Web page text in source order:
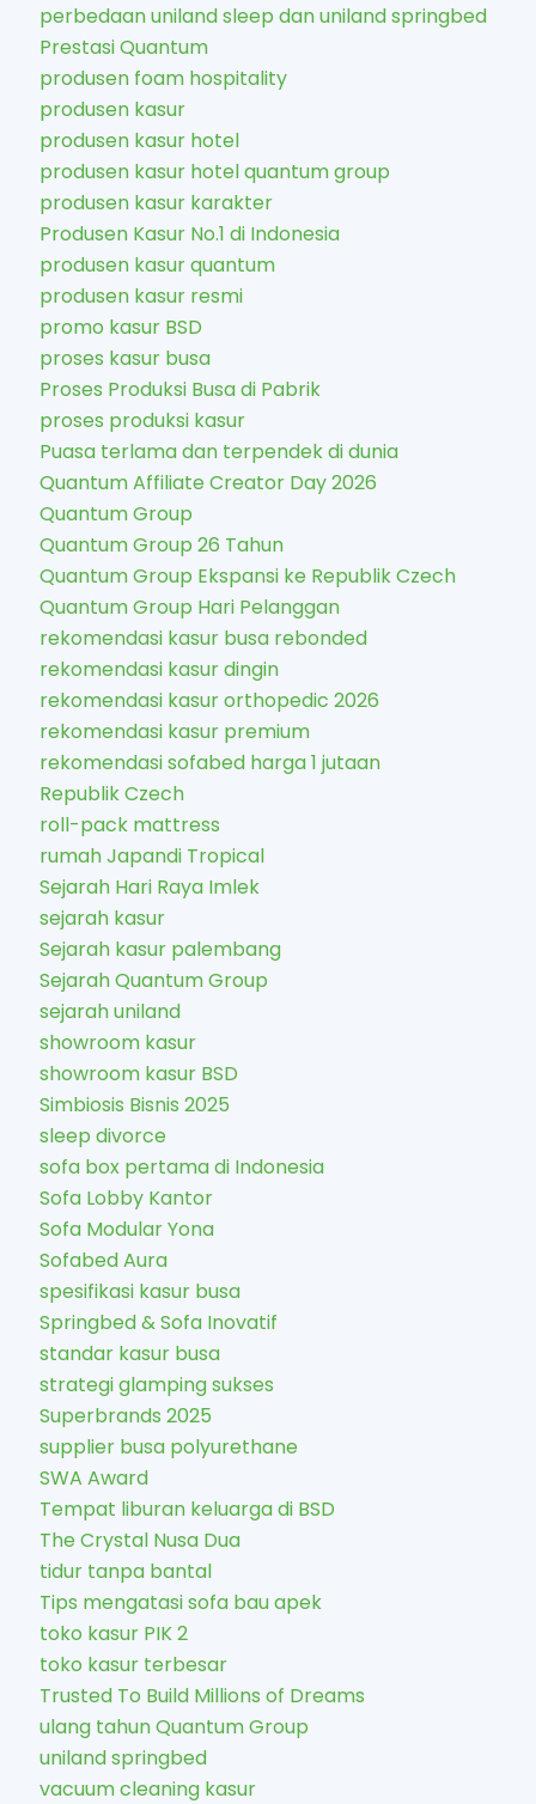
perbedaan uniland sleep dan uniland springbed
Prestasi Quantum
produsen foam hospitality
produsen kasur
produsen kasur hotel
produsen kasur hotel quantum group
produsen kasur karakter​
Produsen Kasur No.1 di Indonesia
produsen kasur quantum
produsen kasur resmi
promo kasur BSD
proses kasur busa
Proses Produksi Busa di Pabrik
proses produksi kasur
Puasa terlama dan terpendek di dunia
Quantum Affiliate Creator Day 2026
Quantum Group
Quantum Group 26 Tahun
Quantum Group Ekspansi ke Republik Czech
Quantum Group Hari Pelanggan
rekomendasi kasur busa rebonded
rekomendasi kasur dingin
rekomendasi kasur orthopedic 2026
rekomendasi kasur premium
rekomendasi sofabed harga 1 jutaan
Republik Czech
roll-pack mattress
rumah Japandi Tropical
Sejarah Hari Raya Imlek
sejarah kasur
Sejarah kasur palembang
Sejarah Quantum Group
sejarah uniland
showroom kasur
showroom kasur BSD
Simbiosis Bisnis 2025
sleep divorce
sofa box pertama di Indonesia
Sofa Lobby Kantor
Sofa Modular Yona
Sofabed Aura
spesifikasi kasur busa
Springbed & Sofa Inovatif
standar kasur busa
strategi glamping sukses
Superbrands 2025
supplier busa polyurethane
SWA Award
Tempat liburan keluarga di BSD
The Crystal Nusa Dua
tidur tanpa bantal
Tips mengatasi sofa bau apek
toko kasur PIK 2
toko kasur terbesar
Trusted To Build Millions of Dreams
ulang tahun Quantum Group
uniland springbed
vacuum cleaning kasur